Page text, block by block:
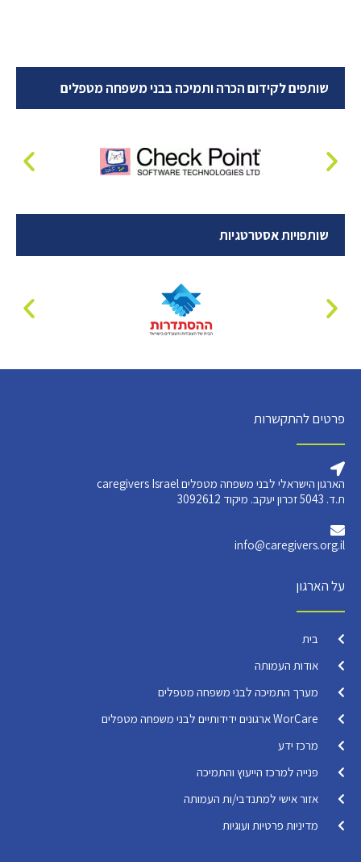
שותפים לקידום הכרה ותמיכה בבני משפחה מטפלים
שותפויות אסטרטגיות
פרטים להתקשרות
הארגון הישראלי לבני משפחה מטפלים caregivers Israel
ת.ד. 5043 זכרון יעקב. מיקוד 3092612
info@caregivers.org.il
על הארגון
בית
אודות העמותה
מערך התמיכה לבני משפחה מטפלים
WorCare ארגונים ידידותיים לבני משפחה מטפלים
מרכז ידע
פנייה למרכז הייעוץ והתמיכה
אזור אישי למתנדבי/ות העמותה
מדיניות פרטיות ועוגיות